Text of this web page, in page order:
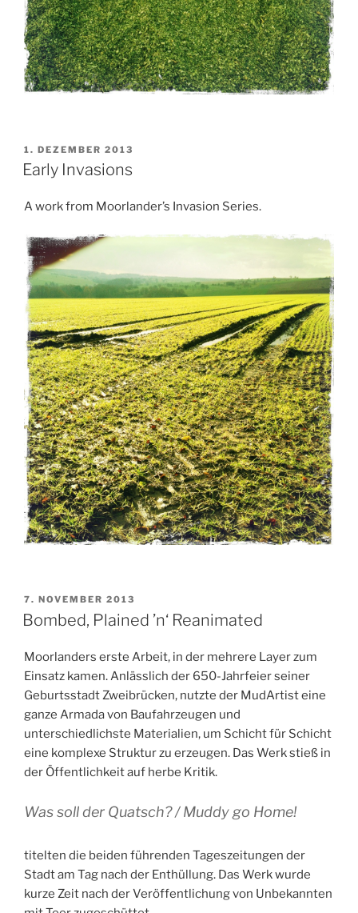
VERÖFFENTLICHT
AM
1. DEZEMBER 2013
Early Invasions
A work from Moorlander’s Invasion Series.
VERÖFFENTLICHT
AM
7. NOVEMBER 2013
Bombed, Plained ’n‘ Reanimated
Moorlanders erste Arbeit, in der mehrere Layer zum
Einsatz kamen. Anlässlich der 650-Jahrfeier seiner
Geburtsstadt Zweibrücken, nutzte der MudArtist eine
ganze Armada von Baufahrzeugen und
unterschiedlichste Materialien, um Schicht für Schicht
eine komplexe Struktur zu erzeugen. Das Werk stieß in
der Öffentlichkeit auf herbe Kritik.
Was soll der Quatsch? / Muddy go Home!
titelten die beiden führenden Tageszeitungen der
Stadt am Tag nach der Enthüllung. Das Werk wurde
kurze Zeit nach der Veröffentlichung von Unbekannten